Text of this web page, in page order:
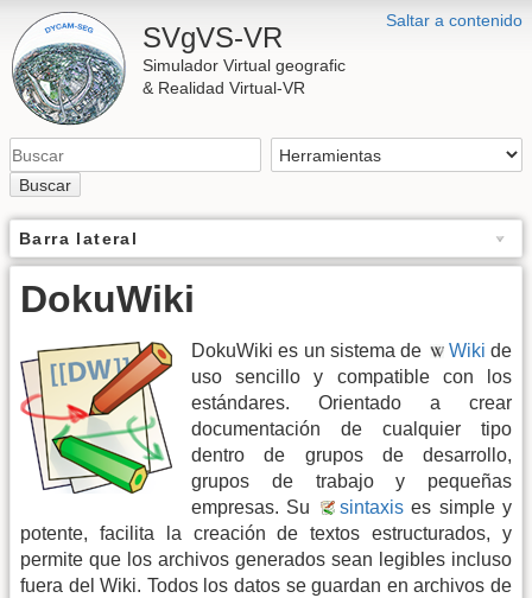
Saltar a contenido
SVgVS-VR
Simulador Virtual geografic
& Realidad Virtual-VR
Buscar
Barra lateral
DokuWiki
DokuWiki es un sistema de Wiki de
uso sencillo y compatible con los
estándares. Orientado a crear
documentación de cualquier tipo
dentro de grupos de desarrollo,
grupos de trabajo y pequeñas
empresas. Su
sintaxises simple y
potente, facilita la creación de textos estructurados, y
permite que los archivos generados sean legibles incluso
fuera del Wiki. Todos los datos se guardan en archivos de